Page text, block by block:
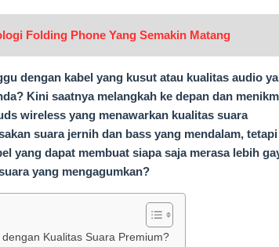
Folding Phone Yang Semakin Matang
dengan kabel yang kusut atau kualitas audio
Kini saatnya melangkah ke depan dan
wireless yang menawarkan kualitas suara
suara jernih dan bass yang mendalam, tetapi
yang dapat membuat siapa saja merasa lebih
yang mengagumkan?
Kualitas Suara Premium?